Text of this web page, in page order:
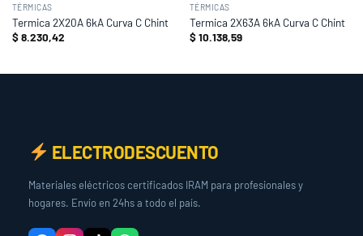
TÉRMICAS
Termica 2X20A 6kA Curva C Chint
$8.230,42
TÉRMICAS
Termica 2X63A 6kA Curva C Chint
$10.138,59
ELECTRODESCUENTO
Materiales eléctricos certificados IRAM para profesionales y
hogares. Envío en 24hs a todo el país.